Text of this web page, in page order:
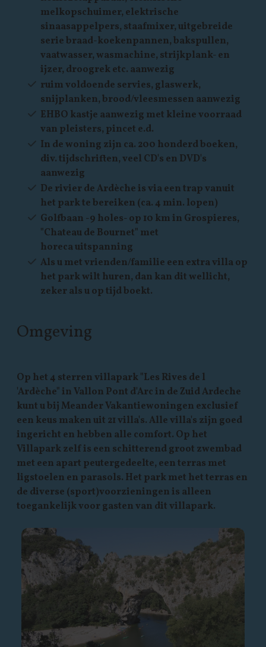
melkopschuimer, elektrische
sinaasappelpers, staafmixer, uitgebreide
serie braad-koekenpannen, bakspullen,
vaatwasser, wasmachine, strijkplank- en
ijzer, droogrek etc. aanwezig
ruim voldoende servies, glaswerk,
snijplanken, brood/vleesmessen aanwezig
EHBO kastje aanwezig met kleine voorraad
van pleisters, pincet e.d.
In de woning zijn ca. 200 honderd boeken,
div. tijdschriften, veel CD's en DVD's
aanwezig
De rivier de Ardèche is via een trap vanuit
het park te bereiken (ca. 4 min. lopen)
Golfbaan -9 holes- op 10 km in Grospieres,
"Chateau de Bournet" met
horeca uitspanning
Als u met vrienden/familie een extra villa op
het park wilt huren, dan kan dit wellicht,
zeker als u op tijd boekt.
Omgeving
Op het 4 sterren villapark "Les Rives de l
'Ardèche" in Vallon Pont d'Arc in de Zuid Ardeche
kunt u bij Meander Vakantiewoningen exclusief
een keus maken uit 21 villa's. Alle villa's zijn goed
ingericht en hebben alle comfort. Op het
Villapark zelf is een schitterend groot zwembad
met een apart peutergedeelte, een terras met
ligstoelen en parasols. Het park met het terras en
de diverse (sport)voorzieningen is alleen
toegankelijk voor gasten van dit villapark.